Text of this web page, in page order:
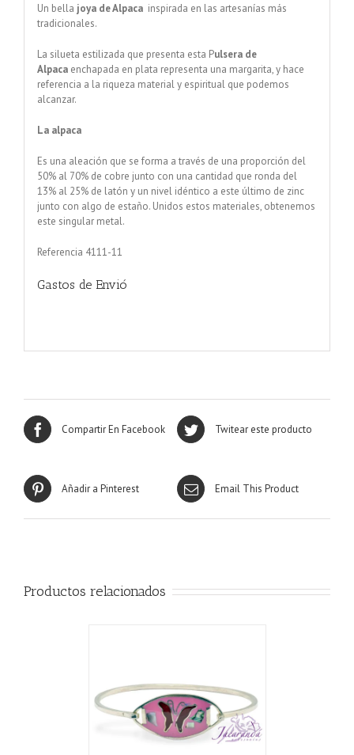
Un bella joya de Alpacainspirada en las artesanías más
tradicionales.
La silueta estilizada que presenta esta Pulsera de
Alpacaenchapada en plata representa una margarita, y hace
referencia a la riqueza material y espiritual que podemos
alcanzar.
La alpaca
Es una aleación que se forma a través de una proporción del
50% al 70% de cobre junto con una cantidad que ronda del
13% al 25% de latón y un nivel idéntico a este último de zinc
junto con algo de estaño. Unidos estos materiales, obtenemos
este singular metal.
Referencia 4111-11
Gastos de Envió
Compartir En Facebook Twitear este producto
Añadir a Pinterest Email This Product
Productos relacionados